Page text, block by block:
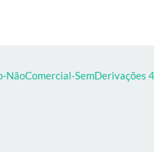
NãoComercial-SemDerivações